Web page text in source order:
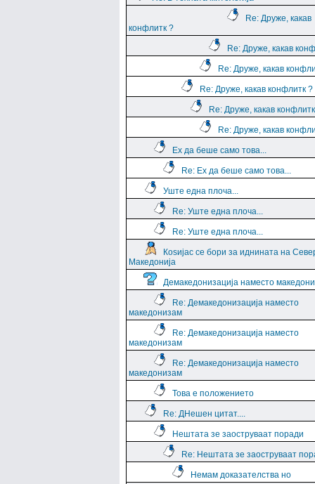
Re: Друже, какав
конфлитк ?
Re: Друже, какав
Re: Друже, какав
Re: Друже, какав конфлитк ?
Re: Друже, какав
Re: Друже, какав
Ех да беше само това...
Re: Ех да беше само това...
Уште една плоча...
Re: Уште една плоча...
Re: Уште една плоча...
Коѕијас се бори за иднината на
Македонија
Демакедонизација наместо
Re: Демакедонизација наместо
македонизам
Re: Демакедонизација наместо
македонизам
Re: Демакедонизација наместо
македонизам
Това е положението
Re: ДНешен цитат....
Нештата зе заоструваат поради
Re: Нештата зе заоструваат
Немам доказателства но